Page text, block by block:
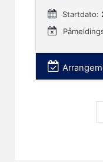
Startdato: